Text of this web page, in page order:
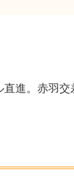
進。赤羽